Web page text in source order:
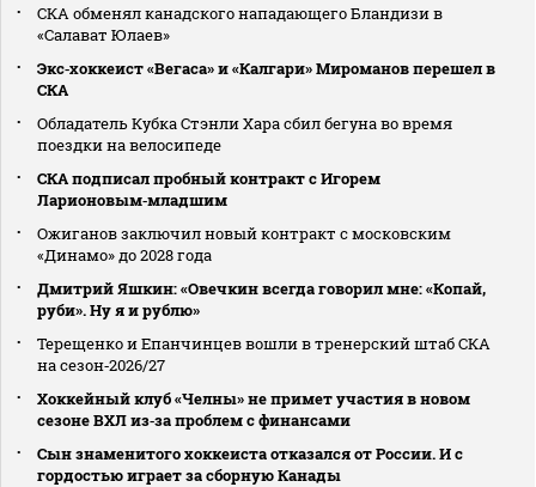
СКА обменял канадского нападающего Бландизи в
«Салават Юлаев»
Экс‑хоккеист «Вегаса» и «Калгари» Мироманов перешел в
СКА
Обладатель Кубка Стэнли Хара сбил бегуна во время
поездки на велосипеде
СКА подписал пробный контракт с Игорем
Ларионовым‑младшим
Ожиганов заключил новый контракт с московским
«Динамо» до 2028 года
Дмитрий Яшкин: «Овечкин всегда говорил мне: «Копай,
руби». Ну я и рублю»
Терещенко и Епанчинцев вошли в тренерский штаб СКА
на сезон‑2026/27
Хоккейный клуб «Челны» не примет участия в новом
сезоне ВХЛ из‑за проблем с финансами
Сын знаменитого хоккеиста отказался от России. И с
гордостью играет за сборную Канады